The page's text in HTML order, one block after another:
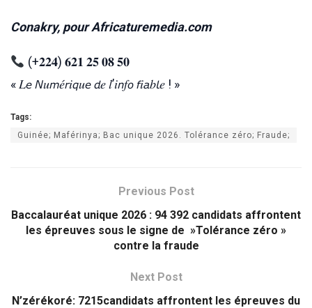
Conakry, pour Africaturemedia.com
(+𝟐𝟐𝟒) 𝟔𝟐𝟏 𝟐𝟓 𝟎𝟖 𝟓𝟎
« 𝐿𝘦 𝘕𝑢𝘮𝑒́𝘳𝑖𝘲𝑢𝘦 𝘥𝑒 𝑙’𝑖𝘯𝑓𝘰 𝘧𝑖𝘢𝑏𝘭𝑒 ! »
Tags:
Guinée; Maférinya; Bac unique 2026. Tolérance zéro; Fraude;
Previous Post
Baccalauréat unique 2026 : 94 392 candidats affrontent
les épreuves sous le signe de »Tolérance zéro »
contre la fraude
Next Post
N’zérékoré: 7215candidats affrontent les épreuves du